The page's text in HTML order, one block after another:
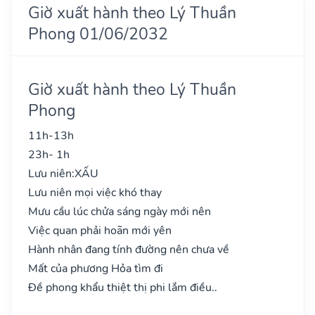
Giờ xuất hành theo Lý Thuần
Phong 01/06/2032
Giờ xuất hành theo Lý Thuần
Phong
11h-13h
23h- 1h
Lưu niên:XẤU
Lưu niên mọi việc khó thay
Mưu cầu lúc chửa sáng ngày mới nên
Việc quan phải hoãn mới yên
Hành nhân đang tính đường nên chưa về
Mất của phương Hỏa tìm đi
Đề phong khẩu thiệt thị phi lắm điều..